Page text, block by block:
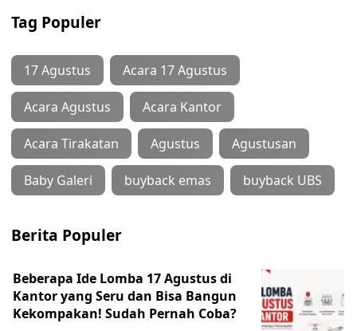
Tag Populer
17 Agustus Acara 17 Agustus
Acara Agustus Acara Kantor
Acara Tirakatan Agustus Agustusan
Baby Galeri buyback emas buyback UBS
Berita Populer
Beberapa Ide Lomba 17 Agustus di
Kantor yang Seru dan Bisa Bangun
Kekompakan! Sudah Pernah Coba?